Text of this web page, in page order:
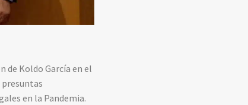
de Koldo García en el
en la Pandemia.